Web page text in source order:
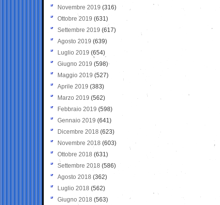
Novembre 2019 (316)
Ottobre 2019 (631)
Settembre 2019 (617)
Agosto 2019 (639)
Luglio 2019 (654)
Giugno 2019 (598)
Maggio 2019 (527)
Aprile 2019 (383)
Marzo 2019 (562)
Febbraio 2019 (598)
Gennaio 2019 (641)
Dicembre 2018 (623)
Novembre 2018 (603)
Ottobre 2018 (631)
Settembre 2018 (586)
Agosto 2018 (362)
Luglio 2018 (562)
Giugno 2018 (563)